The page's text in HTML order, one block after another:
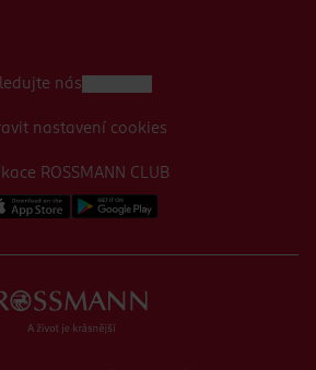
ROSSMANN CLUB
nás
nastavení cookies